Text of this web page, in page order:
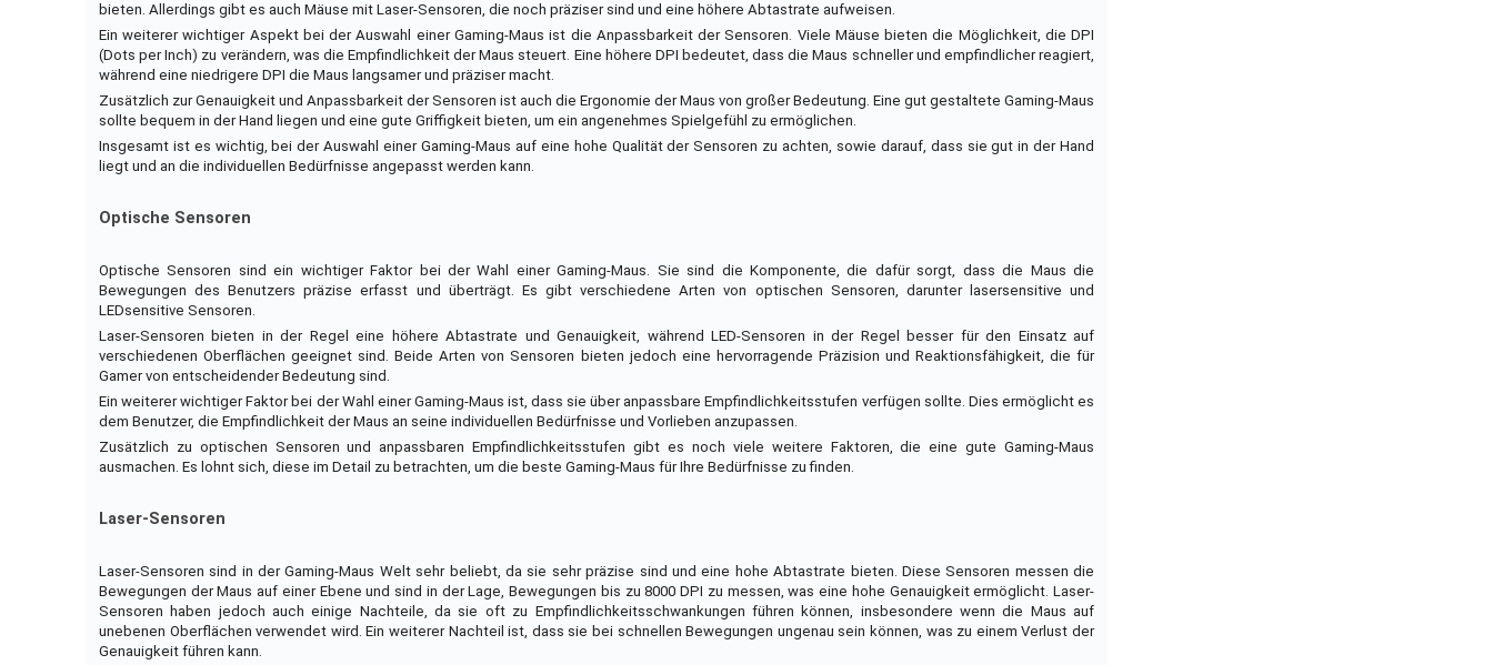
bieten. Allerdings gibt es auch Mäuse mit Laser-Sensoren, die noch präziser sind und eine höhere Abtastrate aufweisen.
Ein weiterer wichtiger Aspekt bei der Auswahl einer Gaming-Maus ist die Anpassbarkeit der Sensoren. Viele Mäuse bieten die Möglichkeit, die DPI
(Dots per Inch) zu verändern, was die Empfindlichkeit der Maus steuert. Eine höhere DPI bedeutet, dass die Maus schneller und empfindlicher reagiert,
während eine niedrigere DPI die Maus langsamer und präziser macht.
Zusätzlich zur Genauigkeit und Anpassbarkeit der Sensoren ist auch die Ergonomie der Maus von großer Bedeutung. Eine gut gestaltete Gaming-Maus
sollte bequem in der Hand liegen und eine gute Griffigkeit bieten, um ein angenehmes Spielgefühl zu ermöglichen.
Insgesamt ist es wichtig, bei der Auswahl einer Gaming-Maus auf eine hohe Qualität der Sensoren zu achten, sowie darauf, dass sie gut in der Hand
liegt und an die individuellen Bedürfnisse angepasst werden kann.
Optische Sensoren
Optische Sensoren sind ein wichtiger Faktor bei der Wahl einer Gaming-Maus. Sie sind die Komponente, die dafür sorgt, dass die Maus die
Bewegungen des Benutzers präzise erfasst und überträgt. Es gibt verschiedene Arten von optischen Sensoren, darunter lasersensitive und
LEDsensitive Sensoren.
Laser-Sensoren bieten in der Regel eine höhere Abtastrate und Genauigkeit, während LED-Sensoren in der Regel besser für den Einsatz auf
verschiedenen Oberflächen geeignet sind. Beide Arten von Sensoren bieten jedoch eine hervorragende Präzision und Reaktionsfähigkeit, die für
Gamer von entscheidender Bedeutung sind.
Ein weiterer wichtiger Faktor bei der Wahl einer Gaming-Maus ist, dass sie über anpassbare Empfindlichkeitsstufen verfügen sollte. Dies ermöglicht es
dem Benutzer, die Empfindlichkeit der Maus an seine individuellen Bedürfnisse und Vorlieben anzupassen.
Zusätzlich zu optischen Sensoren und anpassbaren Empfindlichkeitsstufen gibt es noch viele weitere Faktoren, die eine gute Gaming-Maus
ausmachen. Es lohnt sich, diese im Detail zu betrachten, um die beste Gaming-Maus für Ihre Bedürfnisse zu finden.
Laser-Sensoren
Laser-Sensoren sind in der Gaming-Maus Welt sehr beliebt, da sie sehr präzise sind und eine hohe Abtastrate bieten. Diese Sensoren messen die
Bewegungen der Maus auf einer Ebene und sind in der Lage, Bewegungen bis zu 8000 DPI zu messen, was eine hohe Genauigkeit ermöglicht. Laser-
Sensoren haben jedoch auch einige Nachteile, da sie oft zu Empfindlichkeitsschwankungen führen können, insbesondere wenn die Maus auf
unebenen Oberflächen verwendet wird. Ein weiterer Nachteil ist, dass sie bei schnellen Bewegungen ungenau sein können, was zu einem Verlust der
Genauigkeit führen kann.